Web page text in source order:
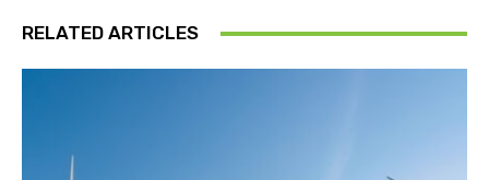
RELATED ARTICLES